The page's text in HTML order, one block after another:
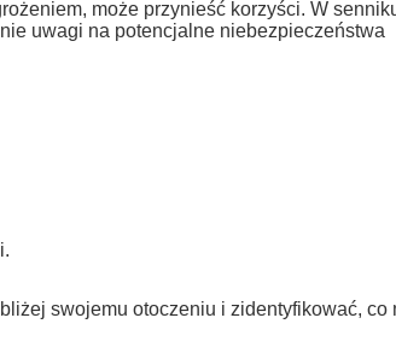
może przynieść korzyści. W
uwagi na potencjalne niebezpieczeństwa
swojemu otoczeniu i zidentyfikować, co